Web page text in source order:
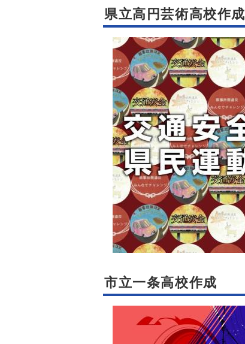
県立高円芸術高校作成
市立一条高校作成